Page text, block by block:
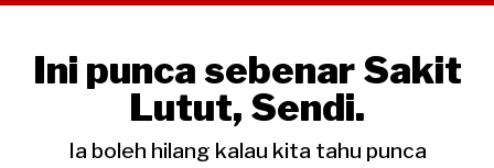
Ini punca sebenar Sakit
Lutut, Sendi.
Ia boleh hilang kalau kita tahu punca